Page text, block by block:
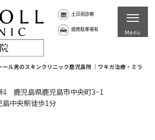
ル男のスキンクリニック鹿児島院 ｜ワキガ治療・ミラ
土日祝診療
提携駐車場有
鹿児島県鹿児島市中央町3−1
中央駅徒歩1分